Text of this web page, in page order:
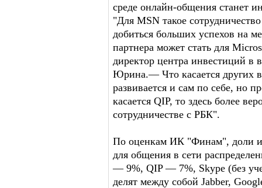
среде онлайн-общения станет
"Для MSN такое
добиться больших успехов на
партнера может стать для
директор центра инвестиций
Юрина.— Что касается других
развивается и сам по себе, но
касается QIP, то здесь более
сотрудничестве с РБК".
По оценкам ИК "Финам", доли
для общения в сети
— 9%, QIP — 7%, Skype (без
делят между собой Jabber,